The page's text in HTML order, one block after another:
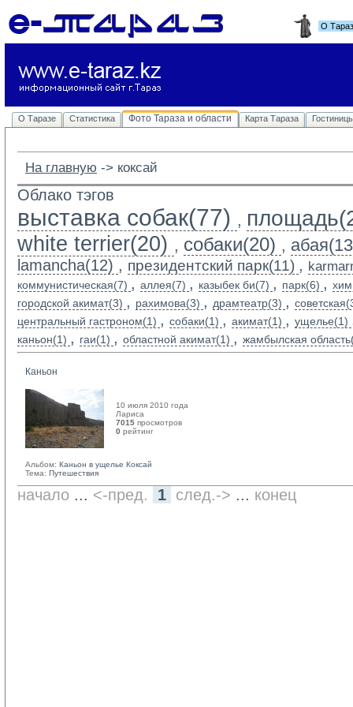
О
О Таразе Статистика Фото Тараза и области Карта Тараза
На главную -> коксай
Облако тэгов
выставка собак(77) ,
white terrier(20) , собаки(20) ,
lamancha(12) , президентский парк(11) ,
коммунистическая(7) , аллея(7) , казыбек би(7) , парк(6) ,
городской акимат(3) , рахимова(3) , драмтеатр(3) ,
центральный гастроном(1) , собаки(1) , акимат(1) , ущелье(1)
каньон(1) , гаи(1) , областной акимат(1) , жамбылская
Каньон
10 июля 2010 года
Лариса
7015 просмотров
0 рейтинг
Альбом: Каньон в ущелье Коксай
Тема: Путешествия
начало ... <-пред. 1 след.-> ... конец